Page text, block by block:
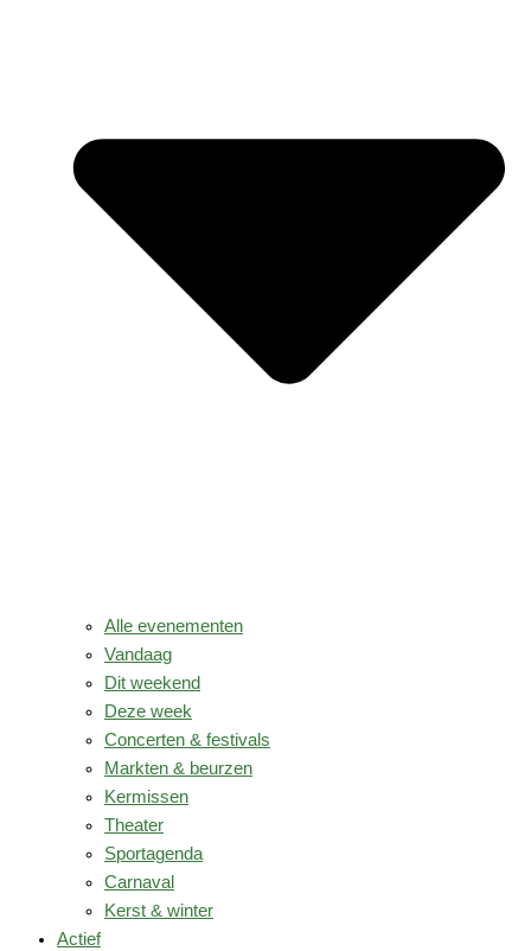
Alle evenementen
Vandaag
Dit weekend
Deze week
Concerten & festivals
Markten & beurzen
Kermissen
Theater
Sportagenda
Carnaval
Kerst & winter
Actief